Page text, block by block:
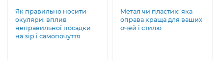
Як правильно носити
окуляри: вплив
неправильної посадки
на зір і самопочуття
Метал чи пластик: яка
оправа краща для ваших
очей і стилю